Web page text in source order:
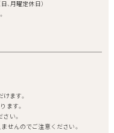
、月曜定休日）
けます。
ます。
い。
せんのでご注意ください。